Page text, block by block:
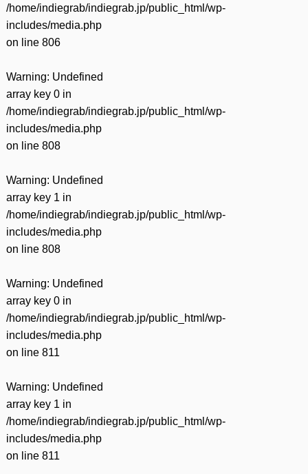
/home/indiegrab/indiegrab.jp/public_html/wp-
includes/media.php
on line 806
Warning: Undefined
array key 0 in
/home/indiegrab/indiegrab.jp/public_html/wp-
includes/media.php
on line 808
Warning: Undefined
array key 1 in
/home/indiegrab/indiegrab.jp/public_html/wp-
includes/media.php
on line 808
Warning: Undefined
array key 0 in
/home/indiegrab/indiegrab.jp/public_html/wp-
includes/media.php
on line 811
Warning: Undefined
array key 1 in
/home/indiegrab/indiegrab.jp/public_html/wp-
includes/media.php
on line 811